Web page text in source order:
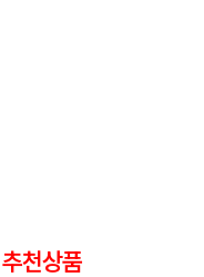
추천상품